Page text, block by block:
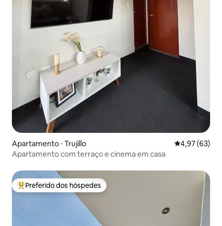
Apartamento ⋅ Trujillo 4,97 de uma
4,97 (63)
Apartamento com terraço e cinema em casa
Entre os melhores preferidos dos hóspedes
Preferido dos hóspedes